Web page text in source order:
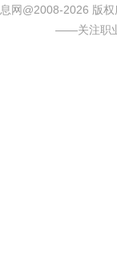
网@2008-2026 版
——关注职